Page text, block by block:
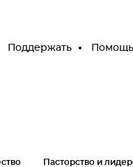
Поддержать
Пасторство и